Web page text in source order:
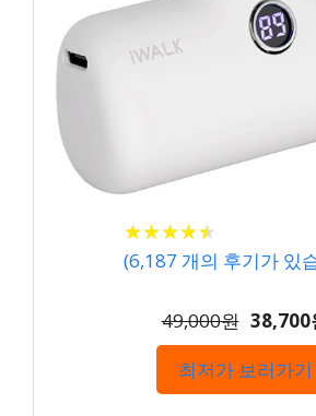
★★★★★
★★★★★
(6,187 개의 후기가 있
49,000원 38,700
최저가 보러가기